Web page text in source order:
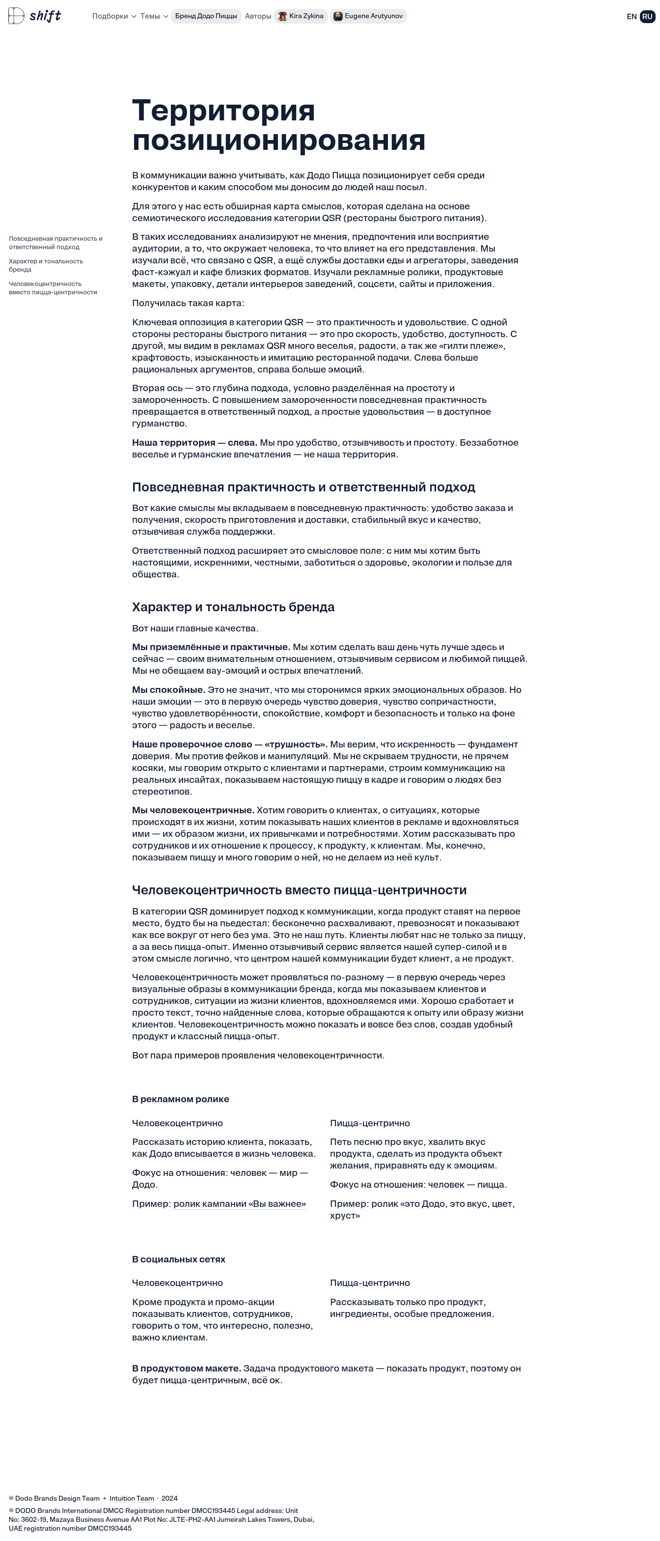
Подборки Темы Бренд Додо Пиццы Авторы Kira Zykina Eugene Arutyunov EN RU
Повседневная практичность и
ответственный подход
Характер и тональность
бренда
Человекоцентричность
вместо пицца-центричности
Территория
позиционирования
В коммуникации важно учитывать, как Додо Пицца позиционирует себя среди
конкурентов и каким способом мы доносим до людей наш посыл.
Для этого у нас есть обширная карта смыслов, которая сделана на основе
семиотического исследования категории QSR (рестораны быстрого питания).
В таких исследованиях анализируют не мнения, предпочтения или восприятие
аудитории, а то, что окружает человека, то что влияет на его представления. Мы
изучали всё, что связано с QSR, а ещё службы доставки еды и агрегаторы, заведения
фаст-кэжуал и кафе близких форматов. Изучали рекламные ролики, продуктовые
макеты, упаковку, детали интерьеров заведений, соцсети, сайты и приложения.
Получилась такая карта:
Ключевая оппозиция в категории QSR — это практичность и удовольствие. С одной
стороны рестораны быстрого питания — это про скорость, удобство, доступность. С
другой, мы видим в рекламах QSR много веселья, радости, а так же «гилти плеже»,
крафтовость, изысканность и имитацию ресторанной подачи. Слева больше
рациональных аргументов, справа больше эмоций.
Вторая ось — это глубина подхода, условно разделённая на простоту и
замороченность. С повышением замороченности повседневная практичность
превращается в ответственный подход, а простые удовольствия — в доступное
гурманство.
Наша территория — слева. Мы про удобство, отзывчивость и простоту. Беззаботное
веселье и гурманские впечатления — не наша территория.
Повседневная практичность и ответственный подход
Вот какие смыслы мы вкладываем в повседневную практичность: удобство заказа и
получения, скорость приготовления и доставки, стабильный вкус и качество,
отзывчивая служба поддержки.
Ответственный подходрасширяет это смысловое поле: с ним мы хотим быть
настоящими, искренними, честными, заботиться о здоровье, экологии и пользе для
общества.
Характер и тональность бренда
Вот наши главные качества.
Мы приземлённые и практичные. Мы хотим сделать ваш день чуть лучше здесь и
сейчас — своим внимательным отношением, отзывчивым сервисом и любимой пиццей.
Мы не обещаем вау-эмоций и острых впечатлений.
Мы спокойные. Это не значит, что мы сторонимся ярких эмоциональных образов. Но
наши эмоции — это в первую очередь чувство доверия, чувство сопричастности,
чувство удовлетворённости, спокойствие, комфорт и безопасностьи только на фоне
этого — радость и веселье.
Наше проверочное слово — «трушность». Мы верим, что искренность — фундамент
доверия. Мы против фейков и манипуляций. Мы не скрываем трудности, не прячем
косяки, мы говорим открыто с клиентами и партнерами, строим коммуникацию на
реальных инсайтах, показываем настоящую пиццу в кадре и говорим о людях без
стереотипов.
Мы человекоцентричные. Хотим говорить о клиентах, о ситуациях, которые
происходят в их жизни, хотим показывать наших клиентов в рекламе и вдохновляться
ими — их образом жизни, их привычками и потребностями. Хотим рассказывать про
сотрудников и их отношение к процессу, к продукту, к клиентам. Мы, конечно,
показываем пиццу и много говорим о ней, но не делаем из неё культ.
Человекоцентричность вместо пицца-центричности
В категории QSR доминирует подход к коммуникации, когда продукт ставят на первое
место, будто бы на пьедестал: бесконечно расхваливают, превозносят и показывают
как все вокруг от него без ума. Это не наш путь. Клиенты любят нас не только за пиццу,
а за весь пицца-опыт. Именно отзывчивый сервис является нашей супер-силой и в
этом смысле логично, что центром нашей коммуникации будет клиент, а не продукт.
Человекоцентричность может проявляться по-разному — в первую очередь через
визуальные образы в коммуникации бренда, когда мы показываем клиентов и
сотрудников, ситуации из жизни клиентов, вдохновляемся ими. Хорошо сработает и
просто текст, точно найденные слова, которые обращаются к опыту или образу жизни
клиентов. Человекоцентричность можно показать и вовсе без слов, создав удобный
продукт и классный пицца-опыт.
Вот пара примеров проявления человекоцентричности.
В рекламном ролике
Человекоцентрично
Рассказать историю клиента, показать,
как Додо вписывается в жизнь человека.
Фокус на отношения: человек — мир —
Додо.
Пример: ролик кампании «Вы важнее»
Пицца-центрично
Петь песню про вкус, хвалить вкус
продукта, сделать из продукта объект
желания, приравнять еду к эмоциям.
Фокус на отношения: человек — пицца.
Пример: ролик «это Додо, это вкус, цвет,
хруст»
В социальных сетях
Человекоцентрично
Кроме продукта и промо-акции
показывать клиентов, сотрудников,
говорить о том, что интересно, полезно,
важно клиентам.
Пицца-центрично
Рассказывать только про продукт,
ингредиенты, особые предложения.
В продуктовом макете. Задача продуктового макета — показать продукт, поэтому он
будет пицца-центричным, всё ок.
© Dodo Brands Design Team + Intuition Team · 2024
© DODO Brands International DMCC Registration number DMCC193445 Legal address: Unit
No: 3602-19, Mazaya Business Avenue AA1 Plot No: JLTE-PH2-AA1 Jumeirah Lakes Towers, Dubai,
UAE registration number DMCC193445